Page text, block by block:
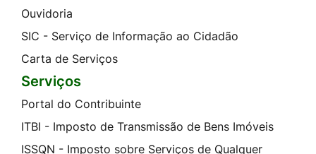
Ouvidoria
SIC - Serviço de Informação ao Cidadão
Carta de Serviços
Serviços
Portal do Contribuinte
ITBI - Imposto de Transmissão de Bens Imóveis
ISSQN - Imposto sobre Serviços de Qualquer